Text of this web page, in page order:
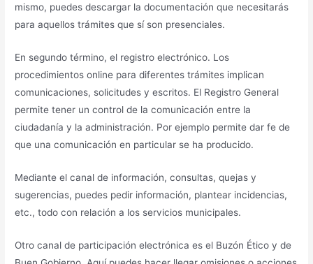
mismo, puedes descargar la documentación que necesitarás
para aquellos trámites que sí son presenciales.
En segundo término, el registro electrónico. Los
procedimientos online para diferentes trámites implican
comunicaciones, solicitudes y escritos. El Registro General
permite tener un control de la comunicación entre la
ciudadanía y la administración. Por ejemplo permite dar fe de
que una comunicación en particular se ha producido.
Mediante el canal de información, consultas, quejas y
sugerencias, puedes pedir información, plantear incidencias,
etc., todo con relación a los servicios municipales.
Otro canal de participación electrónica es el Buzón Ético y de